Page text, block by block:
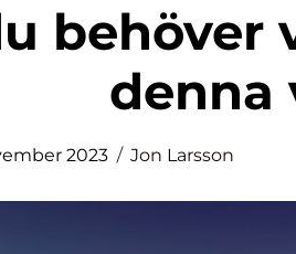
behöver
denna
2023 Jon Larsson